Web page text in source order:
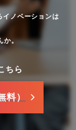
イノベーションは
か。
ちら
）